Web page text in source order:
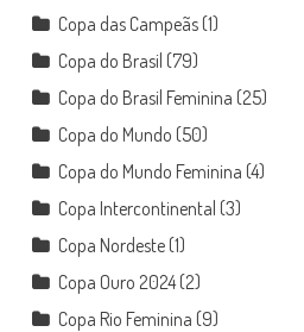
Copa das Campeãs(1)
Copa do Brasil (79)
Copa do Brasil Feminina (25)
Copa do Mundo (50)
Copa do Mundo Feminina (4)
Copa Intercontinental (3)
Copa Nordeste(1)
Copa Ouro 2024(2)
Copa Rio Feminina (9)